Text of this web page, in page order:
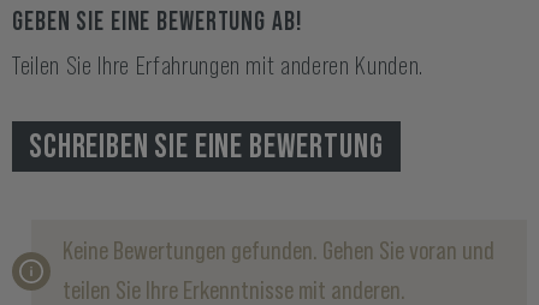
GEBEN SIE EINE BEWERTUNG AB!
Teilen Sie Ihre Erfahrungen mit anderen Kunden.
SCHREIBEN SIE EINE BEWERTUNG
Keine Bewertungen gefunden. Gehen Sie voran und
teilen Sie Ihre Erkenntnisse mit anderen.